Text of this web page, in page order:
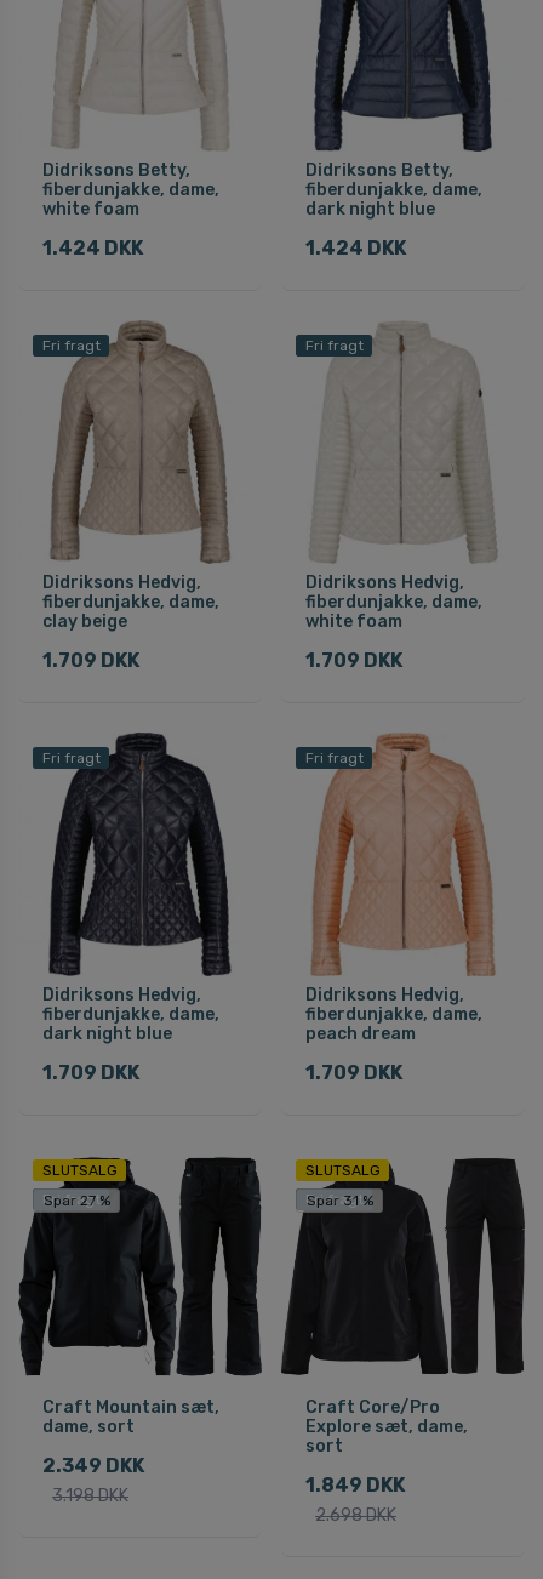
Didriksons Betty,
fiberdunjakke, dame,
white foam
1.424 DKK
Didriksons Betty,
fiberdunjakke, dame,
dark night blue
1.424 DKK
Fri fragt
Didriksons Hedvig,
fiberdunjakke, dame,
clay beige
1.709 DKK
Fri fragt
Didriksons Hedvig,
fiberdunjakke, dame,
white foam
1.709 DKK
Fri fragt
Didriksons Hedvig,
fiberdunjakke, dame,
dark night blue
1.709 DKK
Fri fragt
Didriksons Hedvig,
fiberdunjakke, dame,
peach dream
1.709 DKK
SLUTSALG
Fri fragt
Spar 27 %
Craft Mountain sæt,
dame, sort
2.349 DKK
3.198 DKK
SLUTSALG
Fri fragt
Spar 31 %
Craft Core/Pro
Explore sæt, dame,
sort
1.849 DKK
2.698 DKK